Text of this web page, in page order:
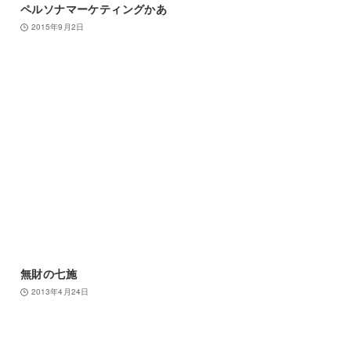
ペルソナマーケティングかあ
2015年9月2日
無財の七施
2013年4月24日